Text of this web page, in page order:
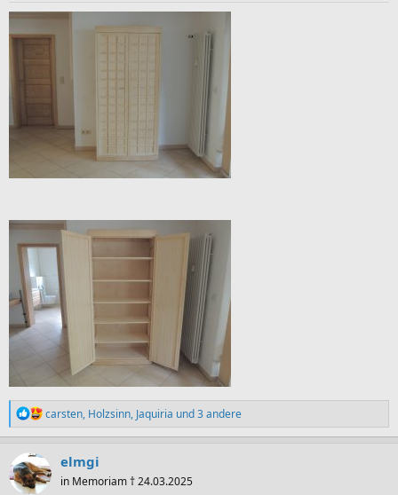
:
R
e
a
t
i
carsten, Holzsinn, Jaquiria und 3 andere
elmgi
in Memoriam † 24.03.2025